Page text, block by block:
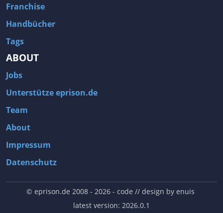
Franchise
Handbücher
Tags
ABOUT
Jobs
Unterstütze eprison.de
Team
About
Impressum
Datenschutz
© eprison.de 2008 - 2026- code // design by enuis
latest version: 2026.0.1